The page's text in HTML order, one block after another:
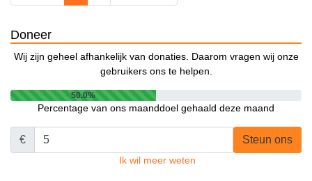
Doneer
Wij zijn geheel afhankelijk van donaties. Daarom vragen wij onze
gebruikers ons te helpen.
50.0%
Percentage van ons maanddoel gehaald deze maand
€ Steun ons
Ik wil meer weten